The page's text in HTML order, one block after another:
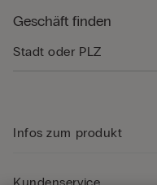
Geschäft finden
Infos zum produkt
Kundenservice